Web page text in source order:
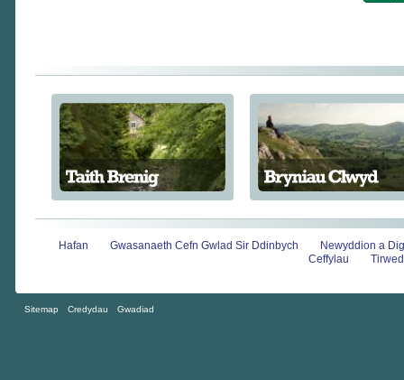
Hafan Gwasanaeth Cefn Gwlad Sir Ddinbych
Newyddion a
Ceffylau
Sitemap Credydau Gwadiad